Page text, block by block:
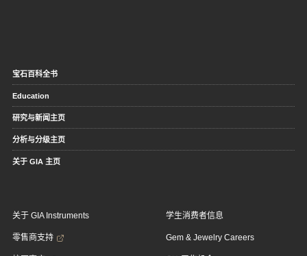
宝石百科全书
Education
研究与新闻主页
分析与分级主页
关于 GIA 主页
关于 GIA Instruments
零售商支持
学生消费者信息
Gem & Jewelry Careers